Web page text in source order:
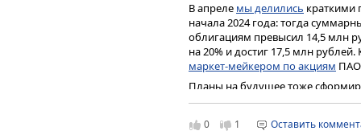
В апреле мы делились краткими
начала 2024 года: тогда
облигациям превысил 14,5 млн
на 20% и достиг 17,5 млн
маркет-мейкером по акциям ПАО
Планы на будущее тоже
услуги маркет-мейкера на
как только завершим все
0 1 Оставить